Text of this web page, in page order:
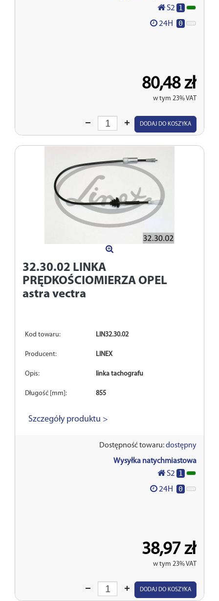
S2 1
24H 0
80,48 zł
w tym 23% VAT
Wprowadź
DODAJ DO KOSZYKA
32.30.02 LINKA
PRĘDKOŚCIOMIERZA OPEL
astra vectra
Kod towaru: LIN32.30.02
Producent: LINEX
Opis: linka tachografu
Długość [mm]: 855
Szczegóły produktu >
Dostępność towaru:dostępny
Wysyłka natychmiastowa
S2 1
24H 0
38,97 zł
w tym 23% VAT
Wprowadź
DODAJ DO KOSZYKA